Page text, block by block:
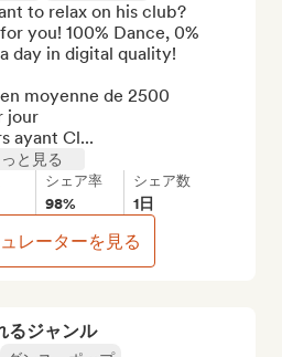
るジャンル
to relax on his club?
you! 100% Dance, 0%
day in digital quality!
moyenne de 2500
jour
ayant Cl...
と見る
シェア率
98%
シェア数
1日
レーターを見る